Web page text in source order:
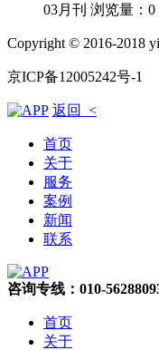
03月刊 浏览量：0
Copyright © 2016-2018
京ICP备12005242号-1
返回 <
首页
关于
服务
案例
新闻
联系
咨询专线：010-
首页
关于